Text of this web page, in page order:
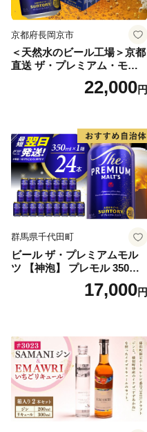
京都府長岡京市
＜天然水のビール工場＞京都
直送 ザ・プレミアム・モル
ツ 350ml×24本 プレモル [149
22,000円
群馬県千代田町
ビール ザ・プレミアムモル
ツ 【神泡】 プレモル 350ml
× 24本 サントリー〈天然水の
ビール工場〉群馬※沖縄・離
17,000円